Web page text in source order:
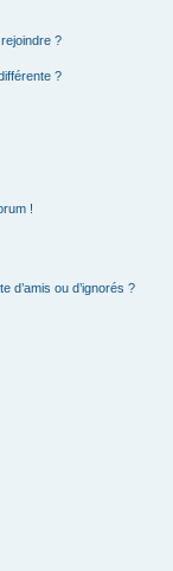
?
?
!
d’amis ou d’ignorés ?